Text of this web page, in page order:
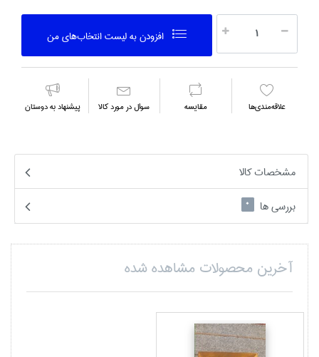
افزودن به ليست انتخاب‌هاي من
علاقه‌مندي‌ها مقايسه سوال در مورد كالا پیشنهاد به دوستان
مشخصات کالا
بررسی ها
0
آخرین محصولات مشاهده شده